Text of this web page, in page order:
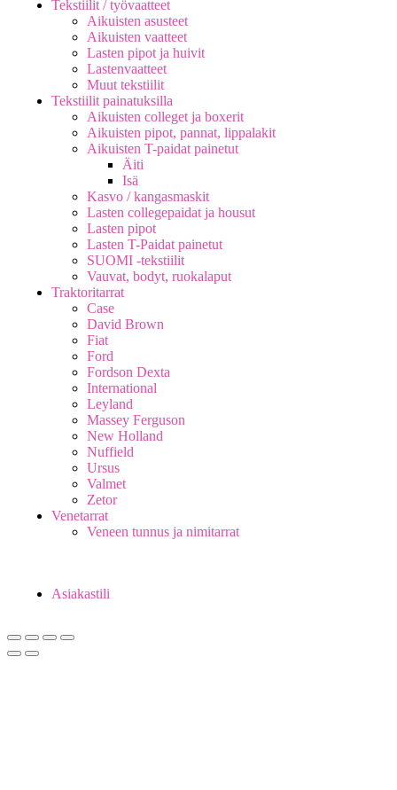
Tekstiilit / työvaatteet
Aikuisten asusteet
Aikuisten vaatteet
Lasten pipot ja huivit
Lastenvaatteet
Muut tekstiilit
Tekstiilit painatuksilla
Aikuisten colleget ja boxerit
Aikuisten pipot, pannat, lippalakit
Aikuisten T-paidat painetut
Äiti
Isä
Kasvo / kangasmaskit
Lasten collegepaidat ja housut
Lasten pipot
Lasten T-Paidat painetut
SUOMI -tekstiilit
Vauvat, bodyt, ruokalaput
Traktoritarrat
Case
David Brown
Fiat
Ford
Fordson Dexta
International
Leyland
Massey Ferguson
New Holland
Nuffield
Ursus
Valmet
Zetor
Venetarrat
Veneen tunnus ja nimitarrat
Asiakastili